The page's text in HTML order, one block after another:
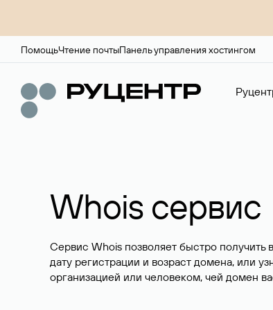
ПомощьЧтение почтыПанель управления хостингом
Whois сервис
Сервис Whois позволяет быстро
дату регистрации и возраст домена, или
организацией или человеком, чей домен